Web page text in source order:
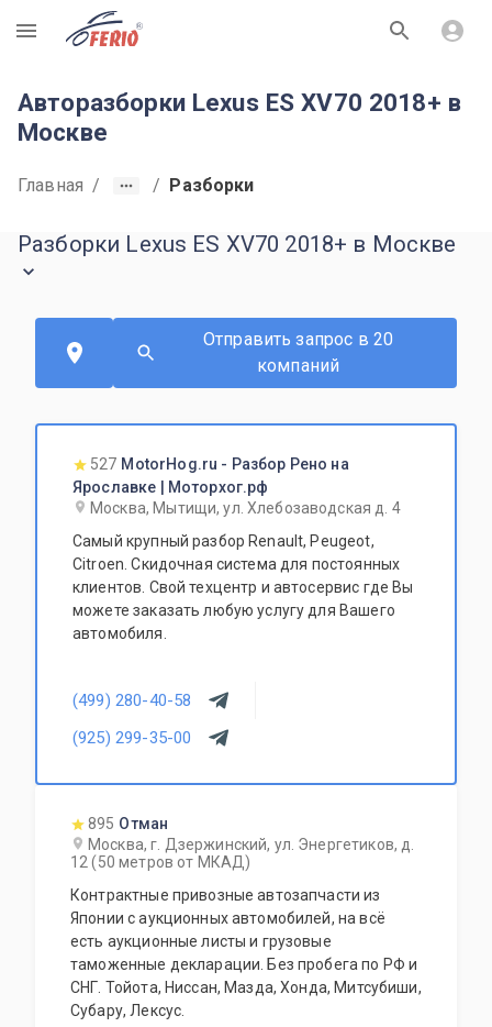
R
Авторазборки Lexus ES XV70 2018+ в
Москве
Главная / / Разборки
Разборки Lexus ES XV70 2018+ в Москве
Отправить запрос в 20
компаний
527 MotorHog.ru - Разбор Рено на
Ярославке | Моторхог.рф
Москва, Мытищи, ул. Хлебозаводская д. 4
Самый крупный разбор Renault, Peugeot,
Citroen. Скидочная система для постоянных
клиентов. Свой техцентр и автосервис где Вы
можете заказать любую услугу для Вашего
автомобиля.
(499) 280-40-58
(925) 299-35-00
895 Отман
Москва, г. Дзержинский, ул. Энергетиков, д.
12 (50 метров от МКАД)
Контрактные привозные автозапчасти из
Японии с аукционных автомобилей, на всё
есть аукционные листы и грузовые
таможенные декларации. Без пробега по РФ и
СНГ. Тойота, Ниссан, Мазда, Хонда, Митсубиши,
Субару, Лексус.